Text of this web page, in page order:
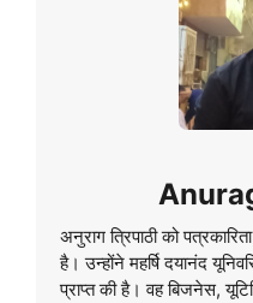
अनुराग त्रिपाठी को
है। उन्होंने महर्षि दयानंद
प्राप्त की है। वह बिजनेस,